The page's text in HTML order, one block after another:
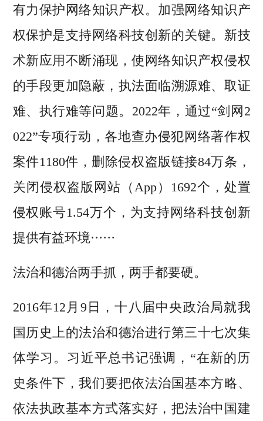
有力保护网络知识产权。加强网络知识产
权保护是支持网络科技创新的关键。新技
术新应用不断涌现，使网络知识产权侵权
的手段更加隐蔽，执法面临溯源难、取证
难、执行难等问题。2022年，通过“剑网2
022”专项行动，各地查办侵犯网络著作权
案件1180件，删除侵权盗版链接84万条，
关闭侵权盗版网站（App）1692个，处置
侵权账号1.54万个，为支持网络科技创新
提供有益环境······
法治和德治两手抓，两手都要硬。
2016年12月9日，十八届中央政治局就我
国历史上的法治和德治进行第三十七次集
体学习。习近平总书记强调，“在新的历
史条件下，我们要把依法治国基本方略、
依法执政基本方式落实好，把法治中国建